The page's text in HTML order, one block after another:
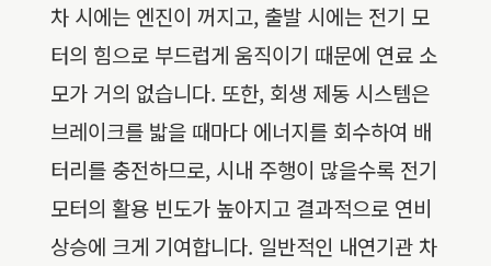
차 시에는 엔진이 꺼지고, 출발 시에는 전기 모
터의 힘으로 부드럽게 움직이기 때문에 연료 소
모가 거의 없습니다. 또한, 회생 제동 시스템은
브레이크를 밟을 때마다 에너지를 회수하여 배
터리를 충전하므로, 시내 주행이 많을수록 전기
모터의 활용 빈도가 높아지고 결과적으로 연비
상승에 크게 기여합니다. 일반적인 내연기관 차